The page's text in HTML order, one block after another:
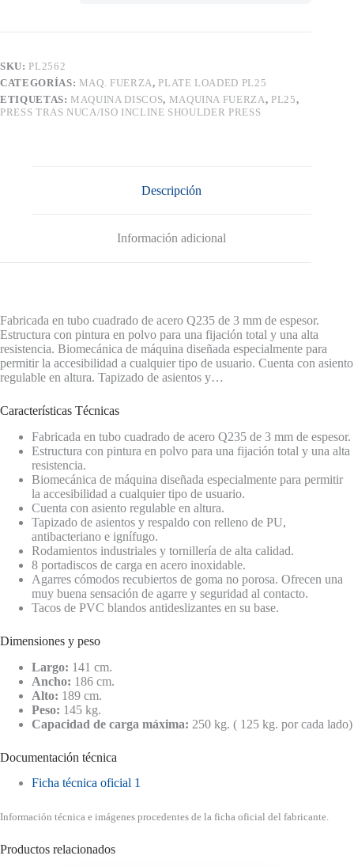
SKU: PL2562
CATEGORÍAS: MAQ. FUERZA, PLATE LOADED PL25
ETIQUETAS: MAQUINA DISCOS, MAQUINA FUERZA, PL25,
PRESS TRAS NUCA/ISO INCLINE SHOULDER PRESS
Descripción
Información adicional
Fabricada en tubo cuadrado de acero Q235 de 3 mm de espesor.
Estructura con pintura en polvo para una fijación total y una alta
resistencia. Biomecánica de máquina diseñada especialmente para
permitir la accesibilidad a cualquier tipo de usuario. Cuenta con asiento
regulable en altura. Tapizado de asientos y…
Características Técnicas
Fabricada en tubo cuadrado de acero Q235 de 3 mm de espesor.
Estructura con pintura en polvo para una fijación total y una alta
resistencia.
Biomecánica de máquina diseñada especialmente para permitir
la accesibilidad a cualquier tipo de usuario.
Cuenta con asiento regulable en altura.
Tapizado de asientos y respaldo con relleno de PU,
antibacteriano e ignífugo.
Rodamientos industriales y tornillería de alta calidad.
8 portadiscos de carga en acero inoxidable.
Agarres cómodos recubiertos de goma no porosa. Ofrecen una
muy buena sensación de agarre y seguridad al contacto.
Tacos de PVC blandos antideslizantes en su base.
Dimensiones y peso
Largo: 141 cm.
Ancho: 186 cm.
Alto: 189 cm.
Peso: 145 kg.
Capacidad de carga máxima: 250 kg. ( 125 kg. por cada lado)
Documentación técnica
Ficha técnica oficial 1
Información técnica e imágenes procedentes de la ficha oficial del fabricante.
Productos relacionados